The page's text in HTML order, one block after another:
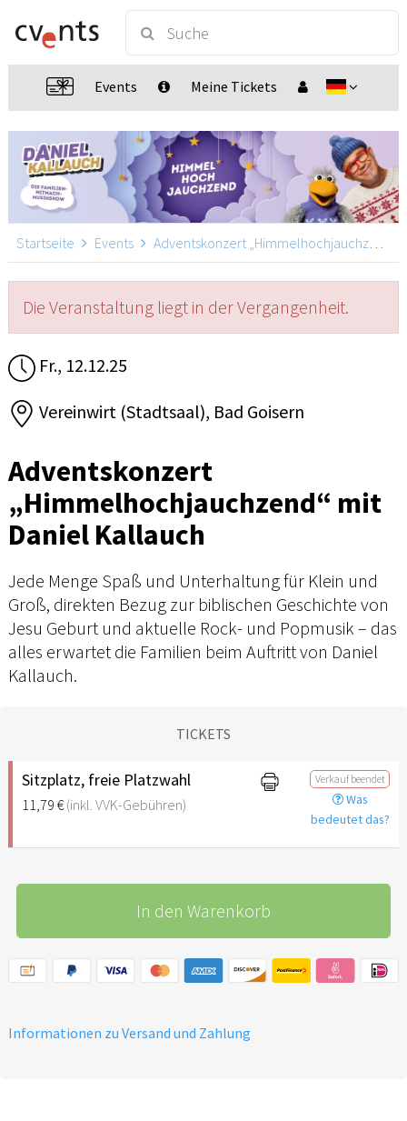
Events Meine Tickets
Startseite Events Adventskonzert „Himmelhochjauchzend“ mit Daniel Kallauch
Die Veranstaltung liegt in der Vergangenheit.
Fr., 12.12.25
Vereinwirt (Stadtsaal), Bad Goisern
Adventskonzert
„Himmelhochjauchzend“ mit
Daniel Kallauch
Jede Menge Spaß und Unterhaltung für Klein und
Groß, direkten Bezug zur biblischen Geschichte von
Jesu Geburt und aktuelle Rock- und Popmusik – das
alles erwartet die Familien beim Auftritt von Daniel
Kallauch.
TICKETS
Sitzplatz, freie Platzwahl
11,79 €(inkl. VVK-Gebühren)
Verkauf beendet
Was
bedeutet das?
In den Warenkorb
Informationen zu Versand und Zahlung